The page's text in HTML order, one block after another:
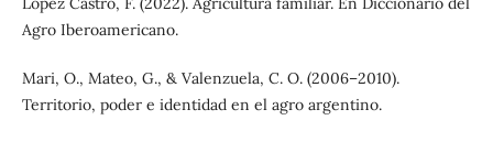
Agro Iberoamericano.
Mari, O., Mateo, G., & Valenzuela, C. O. (2006–2010).
Territorio, poder e identidad en el agro argentino.